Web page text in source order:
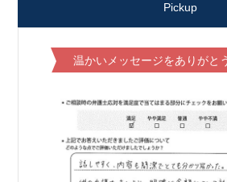
Pickup
温かいメッセージをありがと